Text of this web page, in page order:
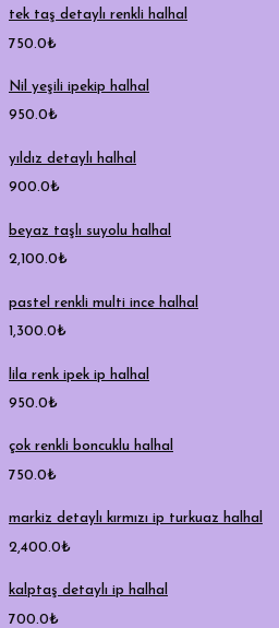
tek taş detaylı renkli halhal
750.0₺
Nil yeşili ipekip halhal
950.0₺
yıldız detaylı halhal
900.0₺
beyaz taşlı suyolu halhal
2,100.0₺
pastel renkli multi ince halhal
1,300.0₺
lila renk ipek ip halhal
950.0₺
çok renkli boncuklu halhal
750.0₺
markiz detaylı kırmızı ip turkuaz halhal
2,400.0₺
kalptaş detaylı ip halhal
700.0₺